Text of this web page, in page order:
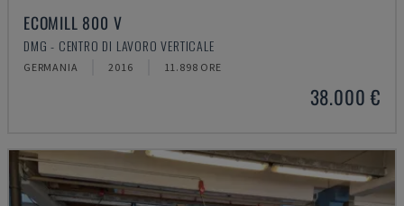
ECOMILL 800 V
DMG - CENTRO DI LAVORO VERTICALE
GERMANIA 2016 11.898 ORE
38.000 €